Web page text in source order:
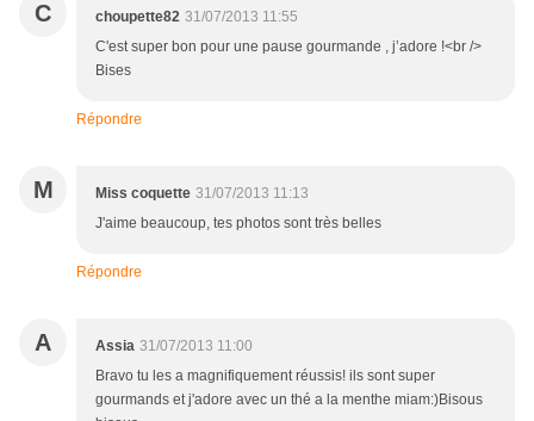
C choupette82 31/07/2013 11:55
C'est super bon pour une pause gourmande , j’adore !<br />
Bises
Répondre
M Miss coquette 31/07/2013 11:13
J'aime beaucoup, tes photos sont très belles
Répondre
A Assia 31/07/2013 11:00
Bravo tu les a magnifiquement réussis! ils sont super
gourmands et j'adore avec un thé a la menthe miam:)Bisous